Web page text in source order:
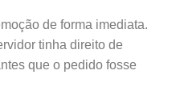
de forma imediata.
tinha direito de
que o pedido fosse